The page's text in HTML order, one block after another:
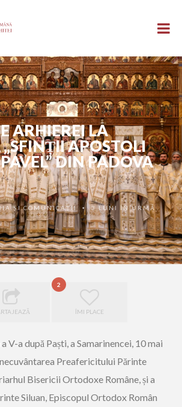
ARHIEREI LA
„SFINȚII APOSTOLI
DIN PADOVA
ȘI COMUNICAȚII • 3 LUNI ÎN URMĂ
2
ÎMI PLACE
V-a după Paști, a Samarinencei, 10 mai
Preafericitului Părinte
Bisericii Ortodoxe Române, și a
Siluan, Episcopul Ortodox Român